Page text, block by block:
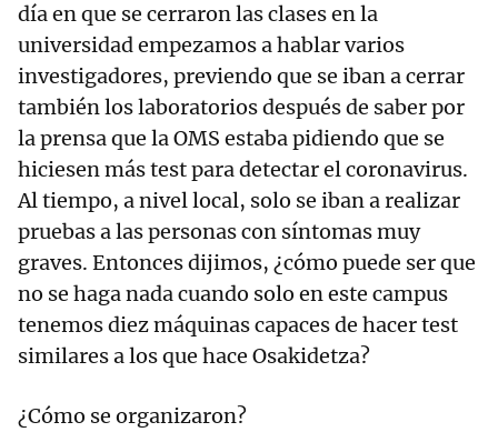
día en que se cerraron las clases en la
universidad empezamos a hablar varios
investigadores, previendo que se iban a cerrar
también los laboratorios después de saber por
la prensa que la OMS estaba pidiendo que se
hiciesen más test para detectar el coronavirus.
Al tiempo, a nivel local, solo se iban a realizar
pruebas a las personas con síntomas muy
graves. Entonces dijimos, ¿cómo puede ser que
no se haga nada cuando solo en este campus
tenemos diez máquinas capaces de hacer test
similares a los que hace Osakidetza?
¿Cómo se organizaron?